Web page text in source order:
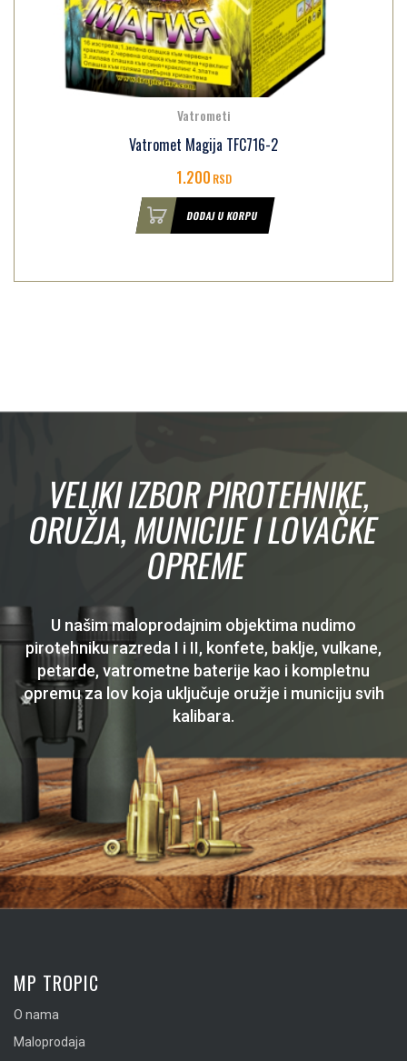
Vatrometi
Vatromet Magija TFC716-2
1.200RSD
DODAJ U KORPU
VELIKI IZBOR PIROTEHNIKE,
ORUŽJA, MUNICIJE I LOVAČKE
OPREME
U našim maloprodajnim objektima nudimo
pirotehniku razreda I i II, konfete, baklje, vulkane,
petarde, vatrometne baterije kao i kompletnu
opremu za lov koja uključuje oružje i municiju svih
kalibara.
MP TROPIC
O nama
Maloprodaja